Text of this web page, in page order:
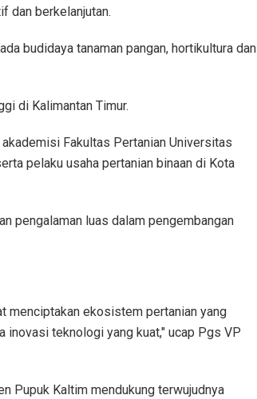
dan berkelanjutan.
budidaya tanaman pangan, hortikultura dan
di Kalimantan Timur.
Fakultas Pertanian Universitas
pelaku usaha pertanian binaan di Kota
pengalaman luas dalam pengembangan
menciptakan ekosistem pertanian yang
inovasi teknologi yang kuat," ucap Pgs VP
Pupuk Kaltim mendukung terwujudnya